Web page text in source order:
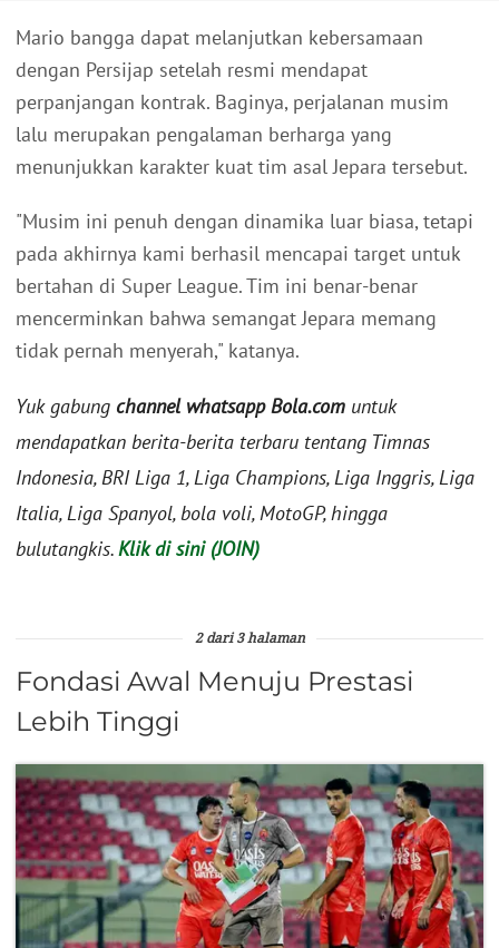
Mario bangga dapat melanjutkan kebersamaan
dengan Persijap setelah resmi mendapat
perpanjangan kontrak. Baginya, perjalanan musim
lalu merupakan pengalaman berharga yang
menunjukkan karakter kuat tim asal Jepara tersebut.
"Musim ini penuh dengan dinamika luar biasa, tetapi
pada akhirnya kami berhasil mencapai target untuk
bertahan di Super League. Tim ini benar-benar
mencerminkan bahwa semangat Jepara memang
tidak pernah menyerah," katanya.
Yuk gabung channel whatsapp Bola.com untuk
mendapatkan berita-berita terbaru tentang Timnas
Indonesia, BRI Liga 1, Liga Champions, Liga Inggris, Liga
Italia, Liga Spanyol, bola voli, MotoGP, hingga
bulutangkis.Klik di sini (JOIN)
2 dari 3 halaman
Fondasi Awal Menuju Prestasi
Lebih Tinggi